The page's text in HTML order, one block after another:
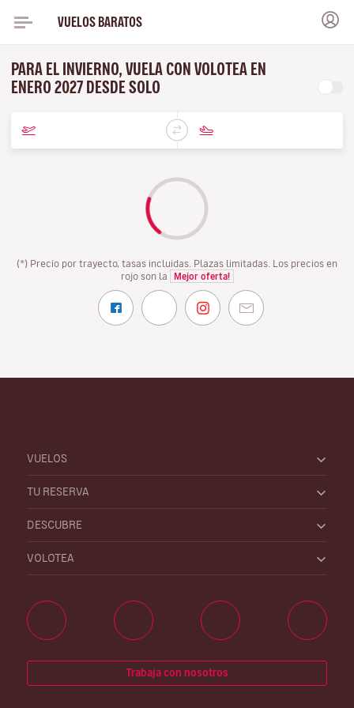
VUELOS BARATOS
PARA EL INVIERNO, VUELA CON VOLOTEA EN
ENERO 2027 DESDE SOLO
(*) Precio por trayecto, tasas incluidas. Plazas limitadas. Los precios en
rojo son la
Mejor oferta!
VUELOS
TU RESERVA
DESCUBRE
VOLOTEA
Trabaja con nosotros